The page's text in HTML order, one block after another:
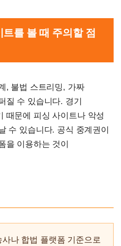
를 볼 때 주의할 점
, 불법 스트리밍, 가짜
질 수 있습니다. 경기
때문에 피싱 사이트나 악성
수 있습니다. 공식 중계권이
을 이용하는 것이
나 합법 플랫폼 기준으로